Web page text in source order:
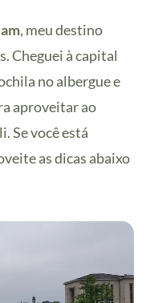
, meu destino
Cheguei à capital
no albergue e
aproveitar ao
Se você está
as dicas abaixo